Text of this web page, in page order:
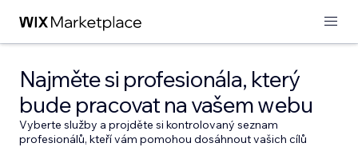
Najměte si profesionála, který
bude pracovat na vašem webu
Vyberte služby a projděte si kontrolovaný seznam
profesionálů, kteří vám pomohou dosáhnout vašich cílů